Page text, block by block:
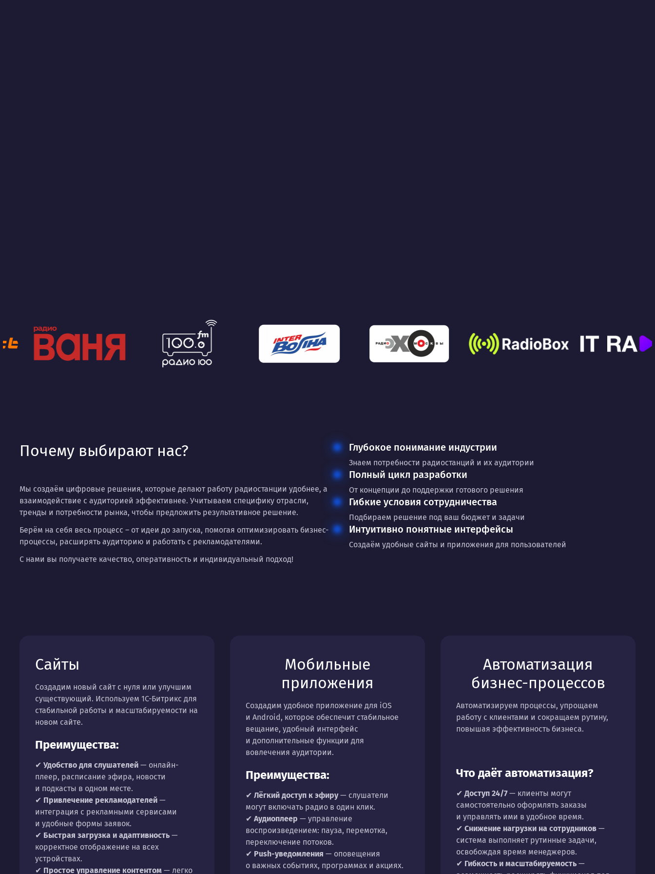
Почему выбирают нас?
Мы создаём цифровые решения, которые делают работу радиостанции удобнее, а
взаимодействие с аудиторией эффективнее. Учитываем специфику отрасли,
тренды и потребности рынка, чтобы предложить результативное решение.
Берём на себя весь процесс – от идеи до запуска, помогая оптимизировать бизнес-
процессы, расширять аудиторию и работать с рекламодателями.
С нами вы получаете качество, оперативность и индивидуальный подход!
Глубокое понимание индустрии
Знаем потребности радиостанций и их аудитории
Полный цикл разработки
От концепции до поддержки готового решения
Гибкие условия сотрудничества
Подбираем решение под ваш бюджет и задачи
Интуитивно понятные интерфейсы
Создаём удобные сайты и приложения для пользователей
Сайты
Создадим новый сайт с нуля или улучшим
существующий. Используем 1С-Битрикс для
стабильной работы и масштабируемости на
новом сайте.
Преимущества:
✔ Удобство для слушателей — онлайн-
плеер, расписание эфира, новости
и подкасты в одном месте.
✔ Привлечение рекламодателей —
интеграция с рекламными сервисами
и удобные формы заявок.
✔ Быстрая загрузка и адаптивность —
корректное отображение на всех
устройствах.
✔ Простое управление контентом — легко
Мобильные
приложения
Создадим удобное приложение для iOS
и Android, которое обеспечит стабильное
вещание, удобный интерфейс
и дополнительные функции для
вовлечения аудитории.
Преимущества:
✔ Лёгкий доступ к эфиру— слушатели
могут включать радио в один клик.
✔ Аудиоплеер — управление
воспроизведением: пауза, перемотка,
переключение потоков.
✔ Push-уведомления — оповещения
о важных событиях, программах и акциях.
Автоматизация
бизнес-процессов
Автоматизируем процессы, упрощаем
работу с клиентами и сокращаем рутину,
повышая эффективность бизнеса.
Что даёт автоматизация?
✔Доступ 24/7— клиенты могут
самостоятельно оформлять заказы
и управлять ими в удобное время.
✔ Снижение нагрузки на сотрудников —
система выполняет рутинные задачи,
освобождая время менеджеров.
✔ Гибкость и масштабируемость —